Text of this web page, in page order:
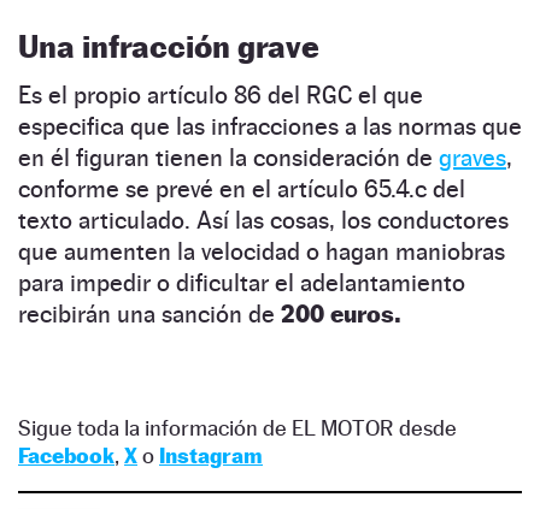
Una infracción grave
Es el propio artículo 86 del RGC el que
especifica que las infracciones a las normas que
en él figuran tienen la consideración de graves,
conforme se prevé en el artículo 65.4.c del
texto articulado. Así las cosas, los conductores
que aumenten la velocidad o hagan maniobras
para impedir o dificultar el adelantamiento
recibirán una sanción de 200 euros.
Sigue toda la información de EL MOTOR desde
Facebook, Xo Instagram